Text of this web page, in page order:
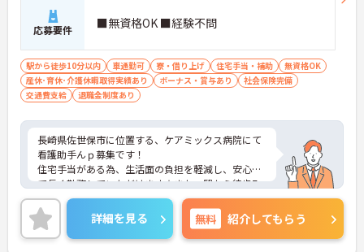
応募要件 ■無資格OK ■経験不問
駅から徒歩10分以内 車通勤可 寮・借り上げ 住宅手当・補助
無資格OK
産休･育休･介護休暇取得実績あり
ボーナス・賞与あり
社会保険完備
交通費支給
退職金制度あり
長崎県佐世保市に位置する、ケアミックス病院にて
看護助手んｐ募集です！
住宅手当がある為、生活面の負担を軽減し、安心し
て長く勤務していただけます☆また、駅から徒歩7
分の立地なので、通勤らくらくです♪
ご興味のある方には、面接対策ポイントなど、さら
に詳細をお話しいたしますのでお気軽にご相談くだ
さい！
詳細を見る 無料 紹介してもらう